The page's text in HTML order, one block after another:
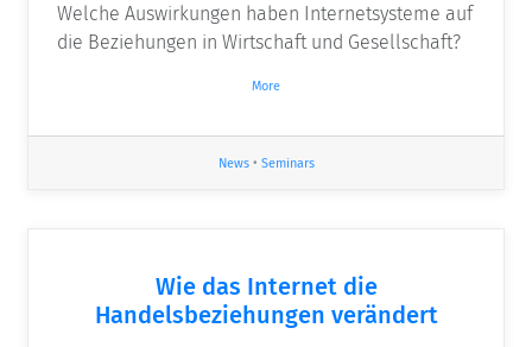
Welche Auswirkungen haben Internetsysteme auf
die Beziehungen in Wirtschaft und Gesellschaft?
More
News• Seminars
Wie das Internet die
Handelsbeziehungen verändert